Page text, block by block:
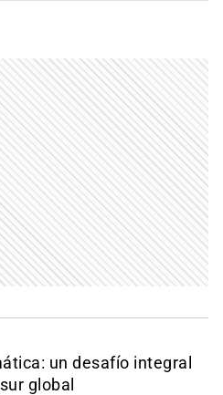
un desafío integral
global